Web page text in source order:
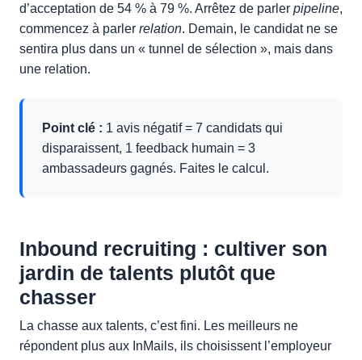
d’acceptation de 54 % à 79 %. Arrêtez de parler pipeline,
commencez à parler relation. Demain, le candidat ne se
sentira plus dans un « tunnel de sélection », mais dans
une relation.
Point clé : 1 avis négatif = 7 candidats qui
disparaissent, 1 feedback humain = 3
ambassadeurs gagnés. Faites le calcul.
Inbound recruiting : cultiver son
jardin de talents plutôt que
chasser
La chasse aux talents, c’est fini. Les meilleurs ne
répondent plus aux InMails, ils choisissent l’employeur